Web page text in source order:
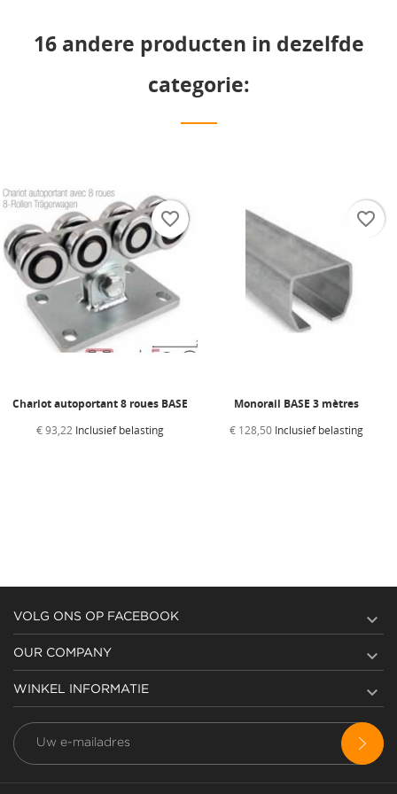
16 andere producten in dezelfde
categorie:
Chariot autoportant 8 roues BASE
€ 93,22Inclusief belasting
favorite_border
Monorail BASE 3 mètres
€ 128,50Inclusief belasting
favorite_border
VOLG ONS OP FACEBOOK 
OUR COMPANY 
WINKEL INFORMATIE 